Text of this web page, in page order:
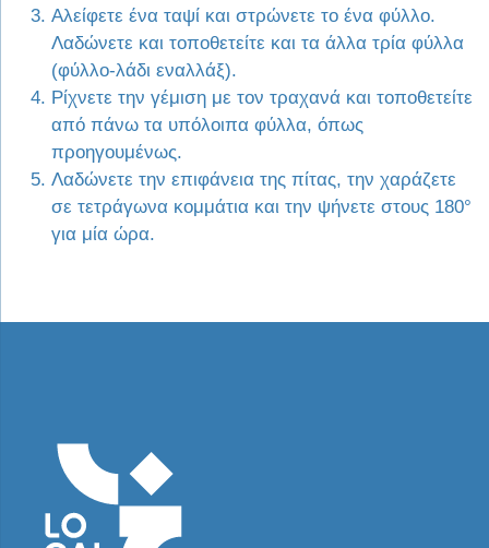
Αλείφετε ένα ταψί και στρώνετε το ένα φύλλο.
Λαδώνετε και τοποθετείτε και τα άλλα τρία φύλλα
(φύλλο-λάδι εναλλάξ).
Ρίχνετε την γέμιση με τον τραχανά και τοποθετείτε
από πάνω τα υπόλοιπα φύλλα, όπως
προηγουμένως.
Λαδώνετε την επιφάνεια της πίτας, την χαράζετε
σε τετράγωνα κομμάτια και την ψήνετε στους 180°
για μία ώρα.